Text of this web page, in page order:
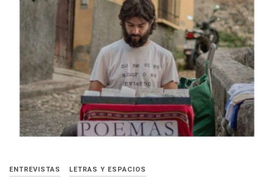
ENTREVISTAS LETRAS Y ESPACIOS